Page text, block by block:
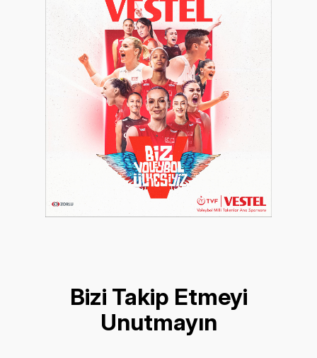
Bizi Takip Etmeyi
Unutmayın